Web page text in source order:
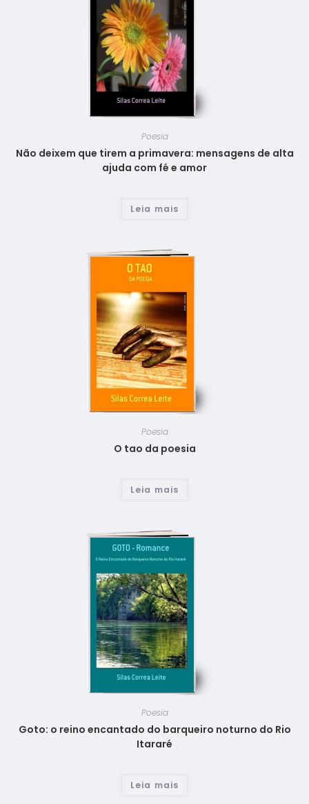
Poesia
Não deixem que tirem a primavera: mensagens de alta
ajuda com fé e amor
Leia mais
Poesia
O tao da poesia
Leia mais
Poesia
Goto: o reino encantado do barqueiro noturno do Rio
Itararé
Leia mais